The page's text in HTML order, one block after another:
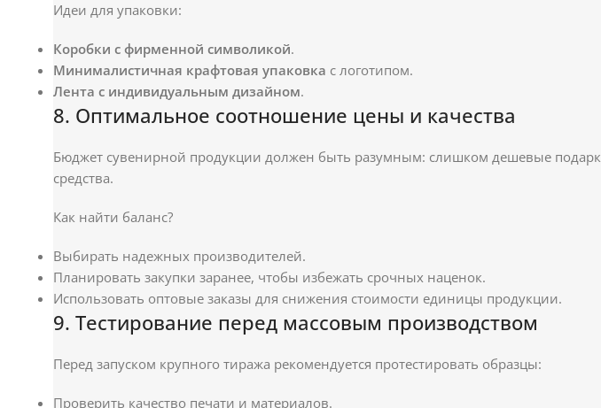
Идеи для упаковки:
Коробки с фирменной символикой.
Минималистичная крафтовая упаковка с логотипом.
Лента с индивидуальным дизайном.
8. Оптимальное соотношение цены и качества
Бюджет сувенирной продукции должен быть разумным: слишком дешевые
средства.
Как найти баланс?
Выбирать надежных производителей.
Планировать закупки заранее, чтобы избежать срочных наценок.
Использовать оптовые заказы для снижения стоимости единицы продукции.
9. Тестирование перед массовым производством
Перед запуском крупного тиража рекомендуется протестировать образцы:
Проверить качество печати и материалов.